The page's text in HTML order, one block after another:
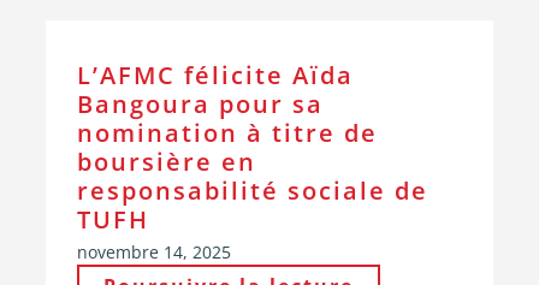
L’AFMC félicite Aïda
Bangoura pour sa
nomination à titre de
boursière en
responsabilité sociale de
TUFH
novembre 14, 2025